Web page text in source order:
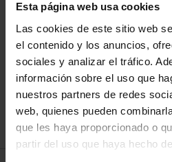
Esta página web usa cookies
Las cookies de este sitio web
el contenido y los anuncios,
sociales y analizar el tráfico.
información sobre el uso que
nuestros partners de redes
web, quienes pueden
que les haya proporcionado o
partir del uso que haya hecho
ORDENAR POR:
REFINAR